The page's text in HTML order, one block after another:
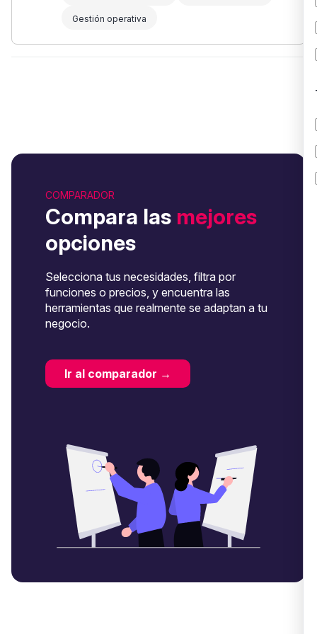
Gestión operativa
COMPARADOR
Compara las mejores
opciones
Selecciona tus necesidades, filtra por
funciones o precios, y encuentra las
herramientas que realmente se adaptan a tu
negocio.
Ir al comparador →